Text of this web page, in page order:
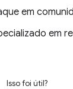
em
em
Isso foi útil?